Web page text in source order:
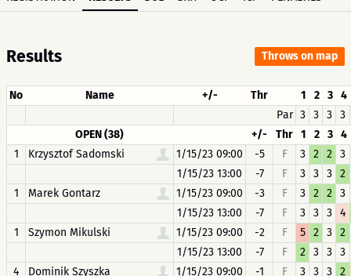
Results Throws on map
No Name +/- Thr 1 2 3 4
Par 3 3 3
3
OPEN (38)
+/- Thr 1 2 3 4
1
Krzysztof Sadomski 1/15/23 09:00 -5 F 3 2 2
3
1/15/23 13:00
-7 F 3 3 3
2
1
Marek Gontarz 1/15/23 09:00 -3 F 3 2 2
3
1/15/23 13:00
-7 F 3 3 3
4
1
Szymon Mikulski 1/15/23 09:00 -2 F 5 2 3
2
1/15/23 13:00
-7 F 2 3 3
3
4
Dominik Szyszka 1/15/23 09:00 -1 F 3 3 3
2